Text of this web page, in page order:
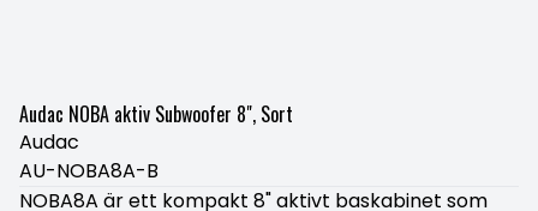
Audac NOBA aktiv Subwoofer 8", Sort
Audac
AU-NOBA8A-B
NOBA8A är ett kompakt 8" aktivt baskabinet som